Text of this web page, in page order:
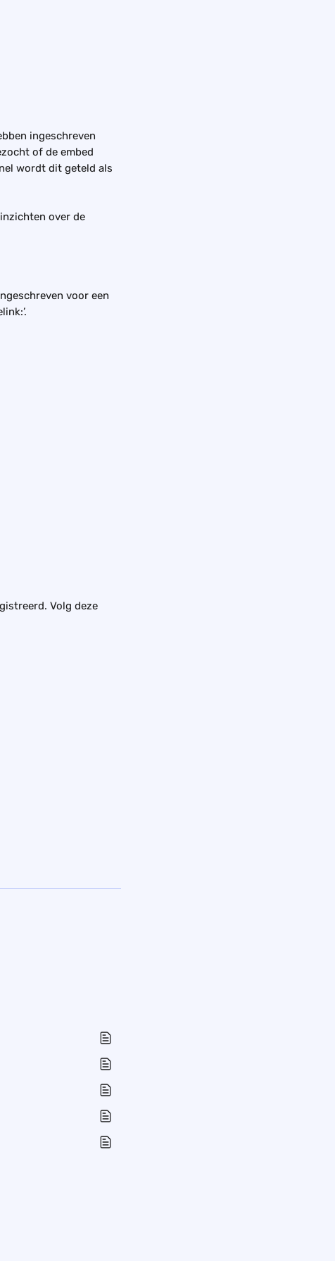
ingeschreven
of de embed
wordt dit geteld als
over de
voor een
Volg deze